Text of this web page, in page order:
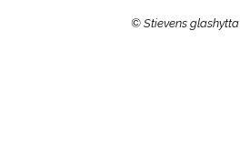
© Stievens